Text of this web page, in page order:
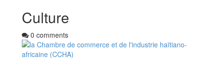
Culture
0 comments